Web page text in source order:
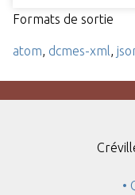
Formats de sortie
atom, dcmes-xml,
•